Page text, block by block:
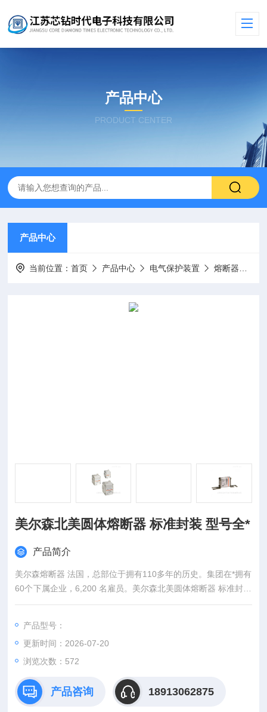
产品中心
PRODUCT CENTER
产品中心
当前位置：首页 产品中心 电气保护装置 熔断器
美尔森北美圆体熔断器 标准封装 型号全*
产品简介
美尔森熔断器 法国，总部位于拥有110多年的历史。集团在*拥有
60个下属企业，6,200 名雇员。美尔森北美圆体熔断器 标准封装
型号全*
产品型号：
更新时间：2026-07-20
浏览次数：572
产品咨询 18913062875